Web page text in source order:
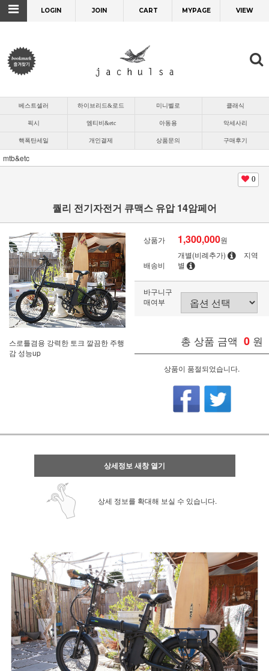
LOGIN JOIN CART MYPAGE VIEW
베스트셀러 하이브리드&로드 미니벨로 클래식
픽시 엠티비&etc 아동용 악세사리
핵폭탄세일 개인결제 상품문의 구매후기
mtb&etc
0
퀄리 전기자전거 큐맥스 유압 14암페어
스로틀겸용 강력한 토크 깔끔한 주행
감 성능up
상품가 1,300,000원
배송비
개별(비례추가)
지역
별
바구니구
매여부
총 상품 금액 0 원
상품이 품절되었습니다.
상세정보 새창 열기
상세 정보를 확대해 보실 수 있습니다.